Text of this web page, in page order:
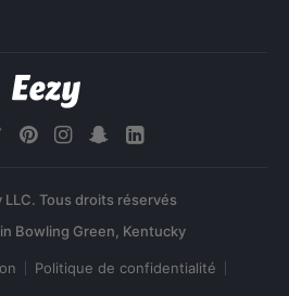
Tous droits réservés
Politique de confidentialité